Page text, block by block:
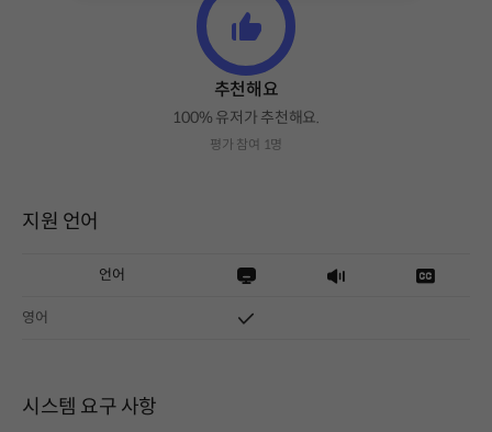
추천해요
100% 유저가 추천해요.
평가 참여 1명
지원 언어
언어
영어
시스템 요구 사항